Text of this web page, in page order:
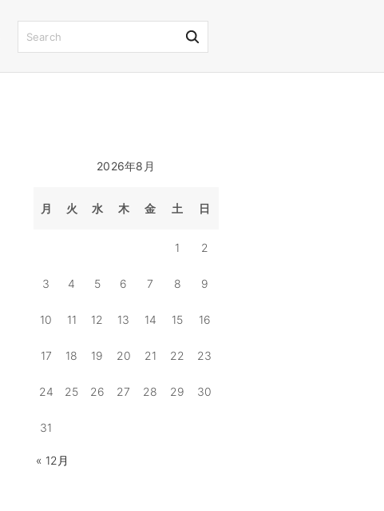
o
2026年8月
月 火 水 木 金 土 日
1 2
3 4 5 6 7 8 9
10 11 12 13 14 15 16
17 18 19 20 21 22 23
24 25 26 27 28 29 30
31
« 12月